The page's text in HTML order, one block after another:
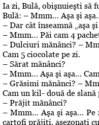
Ia zi, Bulă, obişnuieşti să
Bulă: – Mmm… Aşa şi
– Dar cât înseamnă „aşa şi
– Mmm… Păi cam 4
– Dulciuri mănânci? –
Cam 5 ciocolate pe zi.
– Sărat mănânci?
– Mmm… Aşa şi aşa…
– Grăsimi mănânci? –
Cam un kil- două de slană
– Prăjit mănânci?
– Mmm… Aşa şi aşa… Pe
cartofi prăjiţi, asezonaţi